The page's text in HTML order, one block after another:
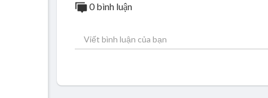
0 bình luận